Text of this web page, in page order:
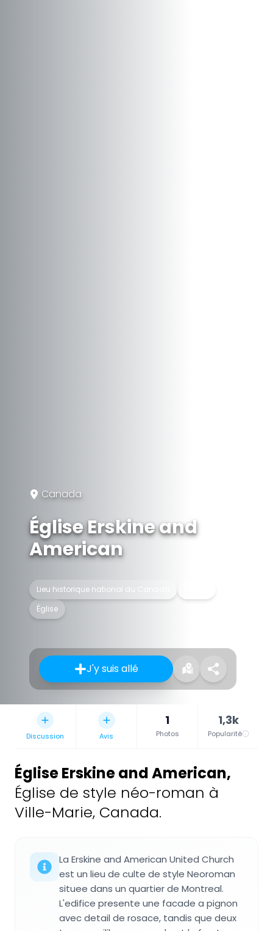
Canada
Église Erskine and
American
Lieu historique national du Canada
Église
J'y suis allé
Discussion Avis
1
Photos
1,3k
Popularité
Église Erskine and American,
Église de style néo-roman à
Ville-Marie, Canada.
La Erskine and American United Church
est un lieu de culte de style Neoroman
situee dans un quartier de Montreal.
L'edifice presente une facade a pignon
avec detail de rosace, tandis que deux